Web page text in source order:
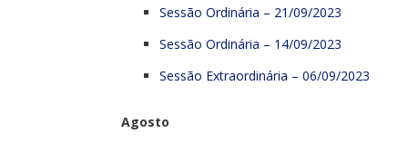
Sessão Ordinária – 21/09/2023
Sessão Ordinária – 14/09/2023
Sessão Extraordinária – 06/09/2023
Agosto